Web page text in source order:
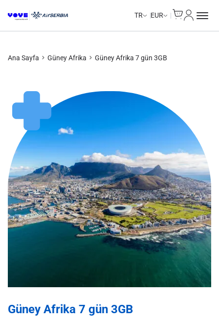
TR EUR
Ana Sayfa Güney Afrika Güney Afrika 7 gün 3GB
Güney Afrika 7 gün 3GB